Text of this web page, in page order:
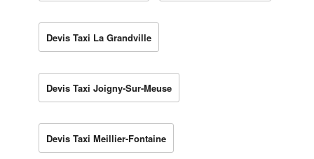
Devis Taxi La Grandville
Devis Taxi Joigny-Sur-Meuse
Devis Taxi Meillier-Fontaine